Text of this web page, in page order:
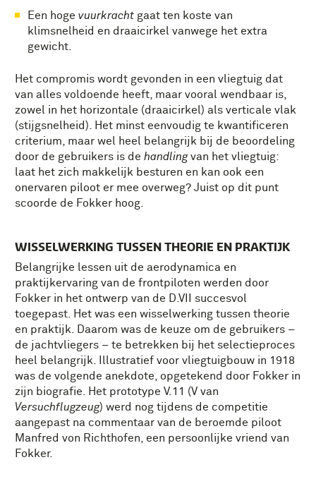
Een hoge vuurkrachtgaat ten koste van
klimsnelheid en draaicirkel vanwege het extra
gewicht.
Het compromis wordt gevonden in een vliegtuig dat
van alles voldoende heeft, maar vooral wendbaar is,
zowel in het horizontale (draaicirkel) als verticale vlak
(stijgsnelheid). Het minst eenvoudig te kwantificeren
criterium, maar wel heel belangrijk bij de beoordeling
door de gebruikers is de handlingvan het vliegtuig:
laat het zich makkelijk besturen en kan ook een
onervaren piloot er mee overweg? Juist op dit punt
scoorde de Fokker hoog.
WISSELWERKING TUSSEN THEORIE EN PRAKTIJK
Belangrijke lessen uit de aerodynamica en
praktijkervaring van de frontpiloten werden door
Fokker in het ontwerp van de D.VII succesvol
toegepast. Het was een wisselwerking tussen theorie
en praktijk. Daarom was de keuze om de gebruikers –
de jachtvliegers – te betrekken bij het selectieproces
heel belangrijk. Illustratief voor vliegtuigbouw in 1918
was de volgende anekdote, opgetekend door Fokker in
zijn biografie. Het prototype V.11 (V van
Versuchflugzeug) werd nog tijdens de competitie
aangepast na commentaar van de beroemde piloot
Manfred von Richthofen, een persoonlijke vriend van
Fokker.